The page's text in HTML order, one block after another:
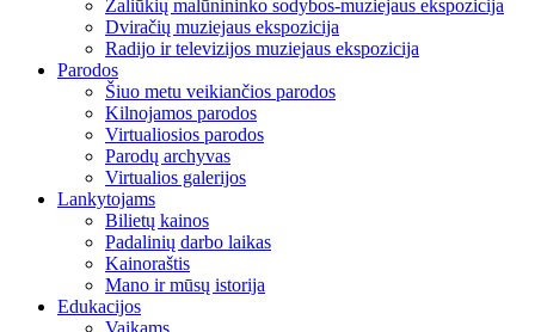
Žaliūkių malūnininko sodybos-muziejaus ekspozicija
Dviračių muziejaus ekspozicija
Radijo ir televizijos muziejaus ekspozicija
Parodos
Šiuo metu veikiančios parodos
Kilnojamos parodos
Virtualiosios parodos
Parodų archyvas
Virtualios galerijos
Lankytojams
Bilietų kainos
Padalinių darbo laikas
Kainoraštis
Mano ir mūsų istorija
Edukacijos
Vaikams